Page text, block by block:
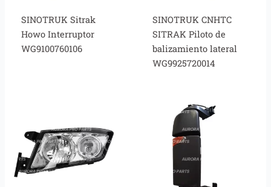
SINOTRUK Sitrak
Howo Interruptor
WG9100760106
SINOTRUK CNHTC
SITRAK Piloto de
balizamiento lateral
WG9925720014